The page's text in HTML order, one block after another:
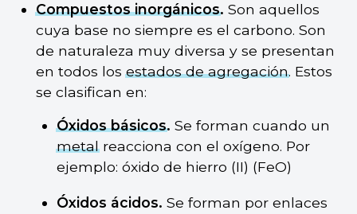
Compuestos inorgánicos. Son aquellos
cuya base no siempre es el carbono. Son
de naturaleza muy diversa y se presentan
en todos losestados de agregación. Estos
se clasifican en:
Óxidos básicos.Se forman cuando un
metalreacciona con el oxígeno. Por
ejemplo: óxido de hierro (II) (FeO)
Óxidos ácidos. Se forman por enlaces